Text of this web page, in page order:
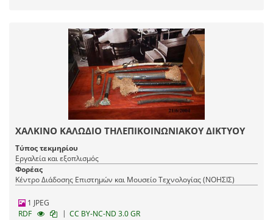
ΧΑΛΚΙΝΟ ΚΑΛΩΔΙΟ ΤΗΛΕΠΙΚΟΙΝΩΝΙΑΚΟΥ ΔΙΚΤΥΟΥ
Τύπος τεκμηρίου
Εργαλεία και εξοπλισμός
Φορέας
Κέντρο Διάδοσης Επιστημών και Μουσείο Τεχνολογίας (ΝΟΗΣΙΣ)
1 JPEG
RDF
| CC BY-NC-ND 3.0 GR